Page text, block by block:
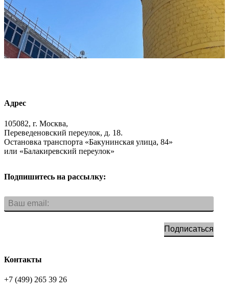
Адрес
105082, г. Москва,
Переведеновский переулок, д. 18.
Остановка транспорта «Бакунинская улица, 84»
или «Балакиревский переулок»
Подпишитесь на рассылку:
Подписаться
Контакты
+7 (499) 265 39 26